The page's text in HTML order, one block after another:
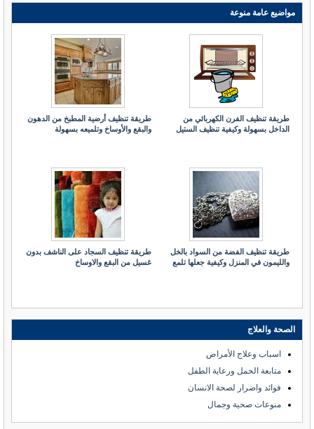
مواضيع عامة منوعة
طريقة تنظيف الفرن الكهربائي من
الداخل بسهولة وكيفية تنظيف الستيل
طريقة تنظيف أرضية المطبخ من الدهون
والبقع والأوساخ وتلميعه بسهولة
طريقة تنظيف الفضة من السواد بالخل
والليمون في المنزل وكيفية جعلها تلمع
طريقة تنظيف السجاد على الناشف بدون
غسيل من البقع والاوساخ
الصحة والعلاج
اسباب وعلاج الأمراض
متابعة الحمل ورعاية الطفل
فوائد واضرار لصحة الانسان
منوعات صحية وجمال